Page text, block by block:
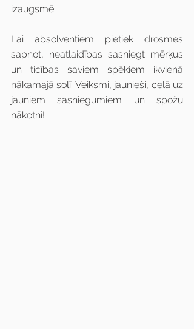
izaugsmē.
Lai absolventiem pietiek drosmes
sapņot, neatlaidības sasniegt mērķus
un ticības saviem spēkiem ikvienā
nākamajā solī. Veiksmi, jaunieši, ceļā uz
jauniem sasniegumiem un spožu
nākotni!